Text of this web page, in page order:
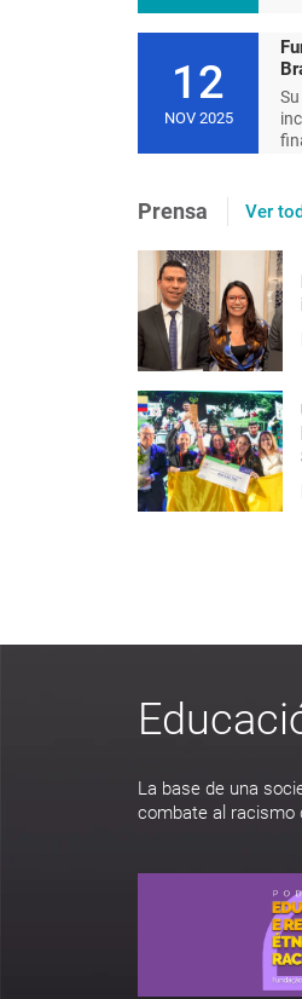
12
NOV 2025
Prensa Ver
[en
precisa
racismo
Nilma Lino
habitantes, a
anos do fim do
LEER
La base de una
combate al racismo